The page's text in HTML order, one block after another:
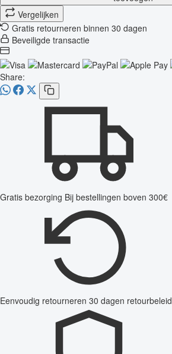
Vergelijken
Gratis retourneren binnen 30 dagen
Beveiligde transactie
Share:
Gratis bezorging Bij bestellingen boven 300€
Eenvoudig retourneren 30 dagen retourbeleid